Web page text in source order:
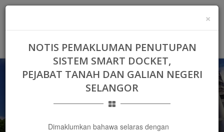
SISTEM SMART DOCKET NEGERI SELANGOR
×
NOTIS PEMAKLUMAN PENUTUPAN
SISTEM SMART DOCKET,
PEJABAT TANAH DAN GALIAN NEGERI
SELANGOR
Dimaklumkan bahawa selaras dengan